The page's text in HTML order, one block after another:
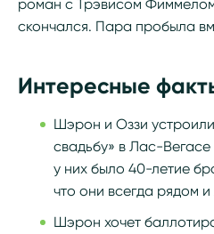
роман с Трэвисом
скончался. Пара пробыла
Интересные
Шэрон и Оззи
свадьбу» в Лас-Вегасе
у них было 40-летие
что они всегда рядом
Шэрон хочет